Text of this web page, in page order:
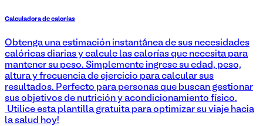
Calculadora de calorías
Obtenga una estimación instantánea de sus necesidades
calóricas diarias y calcule las calorías que necesita para
mantener su peso. Simplemente ingrese su edad, peso,
altura y frecuencia de ejercicio para calcular sus
resultados. Perfecto para personas que buscan gestionar
sus objetivos de nutrición y acondicionamiento físico.
¡Utilice esta plantilla gratuita para optimizar su viaje hacia
la salud hoy!